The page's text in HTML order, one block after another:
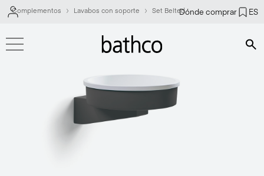
Dónde comprar ES
Complementos Lavabos con soporte Set Belted